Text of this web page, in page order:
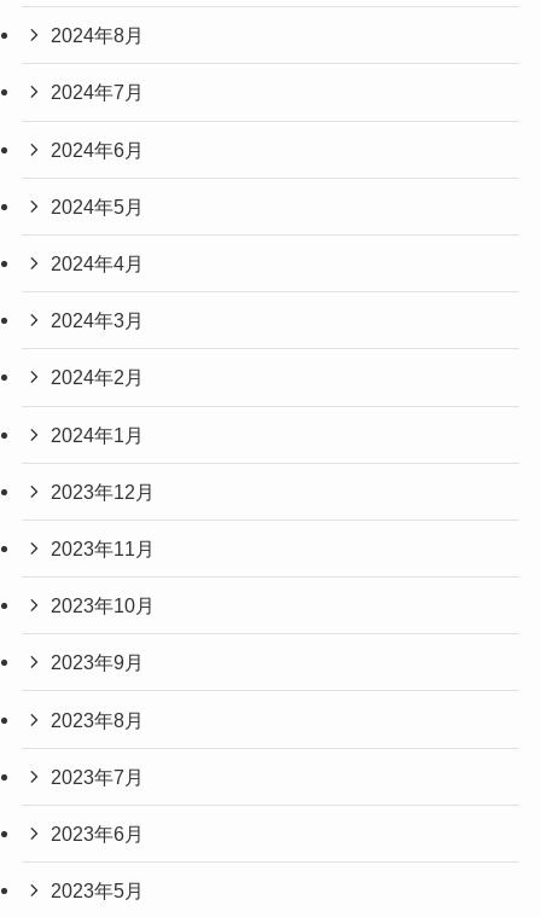
2024年8月
2024年7月
2024年6月
2024年5月
2024年4月
2024年3月
2024年2月
2024年1月
2023年12月
2023年11月
2023年10月
2023年9月
2023年8月
2023年7月
2023年6月
2023年5月